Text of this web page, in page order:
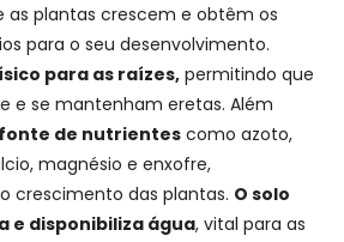
as plantas crescem e obtêm os
para o seu desenvolvimento.
para as raízes, permitindo que
e se mantenham eretas. Além
de nutrientescomo azoto,
magnésio e enxofre,
crescimento das plantas. O solo
e disponibiliza água, vital para as